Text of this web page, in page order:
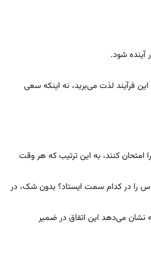
شود.
فرآیند لذت می‌برید، نه اینکه سعی
را امتحان کنند، به این ترتیب که هر وقت
را در کدام سمت ایستاد؟ بدون شک، در
نشان می‌دهد این اتفاق در ضمیر